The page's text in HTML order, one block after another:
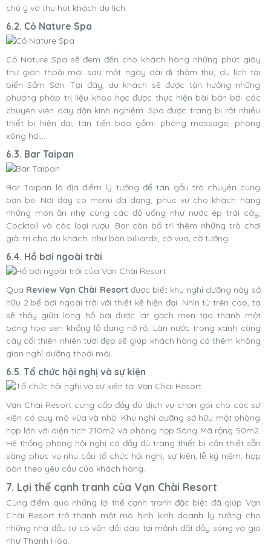
chú ý và thu hút khách du lịch.
6.2. Cỏ Nature Spa
Cỏ Nature Spa sẽ đem đến cho khách hàng những phút giây
thư giãn thoải mái sau một ngày dài đi thăm thú, du lịch tại
biển Sầm Sơn. Tại đây, du khách sẽ được tận hưởng những
phương pháp trị liệu khoa học được thực hiện bài bản bởi các
chuyên viên dày dặn kinh nghiệm. Spa được trang bị rất nhiều
thiết bị hiện đại, tân tiến bao gồm: phòng massage, phòng
xông hơi,...
6.3. Bar Taipan
Bar Taipan là địa điểm lý tưởng để tán gẫu trò chuyện cùng
bạn bè. Nơi đây có menu đa dạng, phục vụ cho khách hàng
những món ăn nhẹ cùng các đồ uống như nước ép trái cây,
Cocktail và các loại rượu. Bar còn bố trí thêm những trò chơi
giải trí cho du khách như bàn billiards, cờ vua, cờ tướng.
6.4. Hồ bơi ngoài trời
Qua Review Vạn Chài Resortđược biết khu nghỉ dưỡng này sở
hữu 2 bể bơi ngoài trời với thiết kế hiện đại. Nhìn từ trên cao, ta
sẽ thấy giữa lòng hồ bơi được lát gạch men tạo thành một
bông hoa sen khổng lồ đang nở rộ. Làn nước trong xanh cùng
cây cối thiên nhiên tươi đẹp sẽ giúp khách hàng có thêm không
gian nghỉ dưỡng thoải mái.
6.5. Tổ chức hội nghị và sự kiện
Vạn Chài Resort cung cấp đầy đủ dịch vụ chọn gói cho các sự
kiện có quy mô vừa và nhỏ. Khu nghỉ dưỡng sở hữu một phòng
họp lớn với diện tích 210m2 và phòng họp Sông Mã rộng 50m2.
Hệ thống phòng hội nghị có đầy đủ trang thiết bị cần thiết sẵn
sàng phục vụ nhu cầu tổ chức hội nghị, sự kiện, lễ kỷ niệm, họp
bàn theo yêu cầu của khách hàng.
7. Lợi thế cạnh tranh của Vạn Chài Resort
Cùng điểm qua những lợi thế cạnh tranh đặc biệt đã giúp Vạn
Chài Resort trở thành một mô hình kinh doanh lý tưởng cho
những nhà đầu tư có vốn dồi dào tại mảnh đất đầy sóng và gió
như Thanh Hóa.